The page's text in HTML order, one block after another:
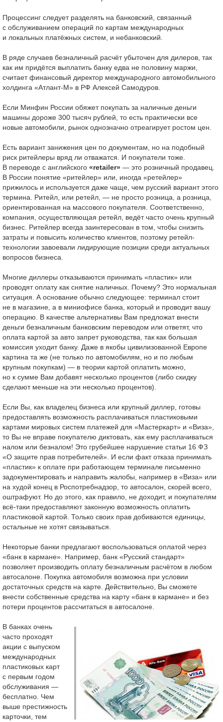
Процессинг следует разделять на банковский, связанный
с обслуживанием операций по картам международных
и локальных платёжных систем, и небанковский.
В ряде случаев безналичный расчёт убыточен для дилеров, так
как им придётся выплатить банку едва не половину маржи,
считает финансовый директор международного автомобильного
холдинга «Атлант-М» в РФ Алексей Самодуров.
Если Минфин России обяжет покупать за наличные деньги
машины дороже 300 тысяч рублей, то есть практически все
новые автомобили, рынок однозначно отреагирует ростом цен.
Есть вариант занижения цен по документам, но на подобный
риск ритейлеры вряд ли отважатся. И покупатели тоже.
В переводе с английского «retailer» — это розничный продавец.
В России понятие «ритейлер» или, иногда «ретейлер»
прижилось и используется даже чаще, чем русский вариант этого
термина. Ритейл, или ретейл, — не просто розница, а розница,
ориентированная на массового покупателя. Соответственно,
компания, осуществляющая ретейл, ведёт часто очень крупный
бизнес. Ритейлер всегда заинтересован в том, чтобы снизить
затраты и повысить количество клиентов, поэтому ретейл-
технологии завоевали лидирующие позиции среди актуальных
вопросов бизнеса.
Многие диллеры отказываются принимать «пластик» или
проводят оплату как снятие наличных. Почему? Это нормальная
ситуация. А основание обычно следующее: терминал стоит
не в магазине, а в миниофисе банка, который и проводит вашу
операцию. В качестве альтернативы Вам предложат внести
деньги безналичным банковским переводом или ответят, что
оплата картой за авто запрет руководства, так как большая
комиссия уходит банку. Даже в якобы цивилизованной Европе
картина та же (не только по автомобилям, но и по любым
крупным покупкам) — в теории картой оплатить можно,
но к сумме Вам добавят несколько процентов (либо скидку
сделают меньше на эти несколько процентов).
Если Вы, как владелец бизнеса или крупный диллер, готовы
предоставлять возможность расплачиваться пластиковыми
картами мировых систем платежей для «Мастеркарт» и «Виза»,
то Вы не вправе покупателю диктовать, как ему расплачиваться
налом или безналом! Это грубейшее нарушение статьи 16 ФЗ
«О защите прав потребителей». И если факт отказа принимать
«пластик» к оплате при работающем терминале письменно
задокументировать и направить жалобы, например в «Виза» или
на худой конец в Роспотребнадзор, то автосалон, скорей всего,
оштрафуют. Но до этого, как правило, не доходит, и покупателям
всё-таки предоставляют законную возможность оплатить
пластиковой картой. Только своих прав добиваются единицы,
остальные не хотят связываться.
Некоторые банки предлагают воспользоваться оплатой через
«банк в кармане». Например, банк «Русский стандарт»
позволяет производить оплату безналичным расчётом в любом
автосалоне. Покупка автомобиля возможна при условии
достаточных средств на карте. Действительно, Вы сможете
внести собственные средства на карту «банк в кармане» и без
потери процентов рассчитаться в автосалоне.
В банках очень
часто проходят
акции с выпуском
международных
пластиковых карт
с первым годом
обслуживания —
бесплатно. Чем
выше престижность
карточки, тем